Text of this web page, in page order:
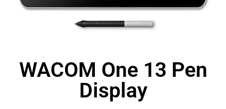
WACOM One 13 Pen
Display